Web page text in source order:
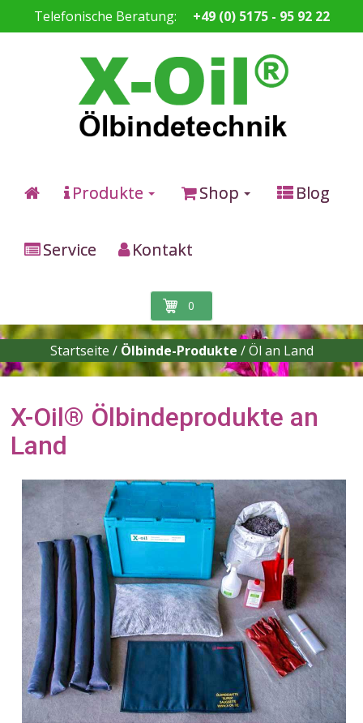
Telefonische Beratung: +49 (0) 5175 - 95 92 22
Produkte Shop Blog
Service Kontakt
0
Startseite / Ölbinde-Produkte / Öl an Land
X-Oil® Ölbindeprodukte an
Land